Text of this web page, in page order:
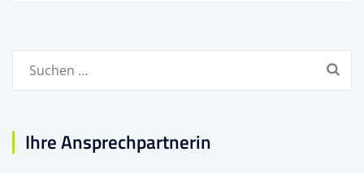
Suchen
Ihre Ansprechpartnerin